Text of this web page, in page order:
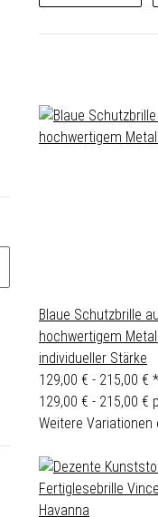
Blaue Schutzbrille
hochwertigem
individueller Stärke
129,00 € - 215,00 € *
129,00 € - 215,00 €
Weitere Variationen